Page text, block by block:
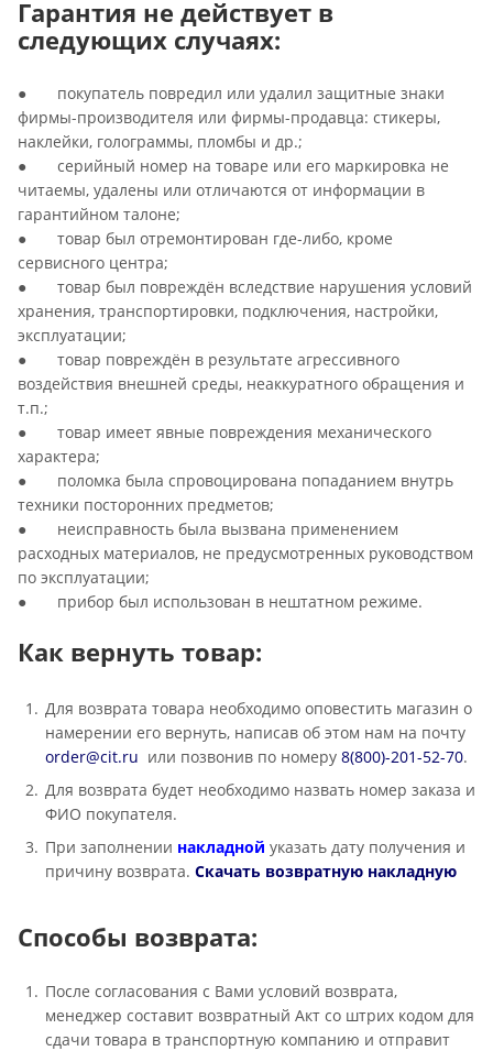
Гарантия не действует в
следующих случаях:
● покупатель повредил или удалил защитные знаки
фирмы-производителя или фирмы-продавца: стикеры,
наклейки, голограммы, пломбы и др.;
● серийный номер на товаре или его маркировка не
читаемы, удалены или отличаются от информации в
гарантийном талоне;
● товар был отремонтирован где-либо, кроме
сервисного центра;
● товар был повреждён вследствие нарушения условий
хранения, транспортировки, подключения, настройки,
эксплуатации;
● товар повреждён в результате агрессивного
воздействия внешней среды, неаккуратного обращения и
т.п.;
● товар имеет явные повреждения механического
характера;
● поломка была спровоцирована попаданием внутрь
техники посторонних предметов;
● неисправность была вызвана применением
расходных материалов, не предусмотренных руководством
по эксплуатации;
● прибор был использован в нештатном режиме.
Как вернуть товар:
Для возврата товара необходимо оповестить магазин о
намерении его вернуть, написав об этом нам на почту
order@cit.ru или позвонив по номеру 8(800)-201-52-70.
Для возврата будет необходимо назвать номер заказа и
ФИО покупателя.
При заполнении накладной указать дату получения и
причину возврата. Скачать возвратную накладную
Способы возврата:
После согласования с Вами условий возврата,
менеджер составит возвратный Акт со штрих кодом для
сдачи товара в транспортную компанию и отправит